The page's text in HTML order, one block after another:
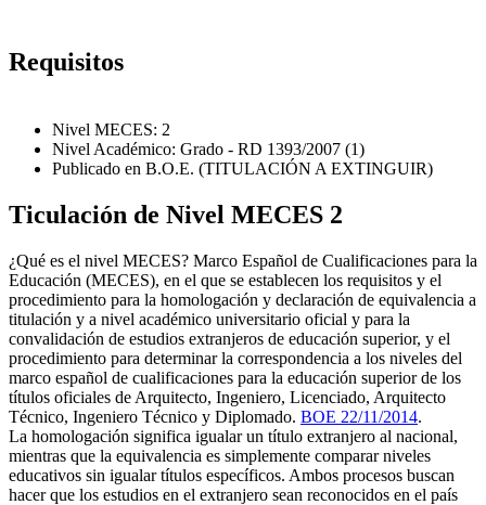
Requisitos
Nivel MECES: 2
Nivel Académico: Grado - RD 1393/2007 (1)
Publicado en B.O.E. (TITULACIÓN A EXTINGUIR)
Ticulación de Nivel MECES 2
¿Qué es el nivel MECES? Marco Español de Cualificaciones para la
Educación (MECES), en el que se establecen los requisitos y el
procedimiento para la homologación y declaración de equivalencia a
titulación y a nivel académico universitario oficial y para la
convalidación de estudios extranjeros de educación superior, y el
procedimiento para determinar la correspondencia a los niveles del
marco español de cualificaciones para la educación superior de los
títulos oficiales de Arquitecto, Ingeniero, Licenciado, Arquitecto
Técnico, Ingeniero Técnico y Diplomado. BOE 22/11/2014.
La homologación significa igualar un título extranjero al nacional,
mientras que la equivalencia es simplemente comparar niveles
educativos sin igualar títulos específicos. Ambos procesos buscan
hacer que los estudios en el extranjero sean reconocidos en el país